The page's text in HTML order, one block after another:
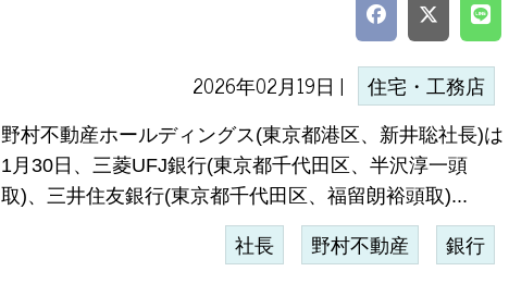
2026年02月19日 | 住宅・工務店
野村不動産ホールディングス(東京都港区、新井聡社長)は
1月30日、三菱UFJ銀行(東京都千代田区、半沢淳一頭
取)、三井住友銀行(東京都千代田区、福留朗裕頭取)...
社長 野村不動産 銀行